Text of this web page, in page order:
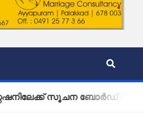
സൂചന ബോർഡ് സ്ഥാപിച്ച്